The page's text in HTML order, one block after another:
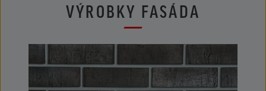
VÝROBKY FASÁDA